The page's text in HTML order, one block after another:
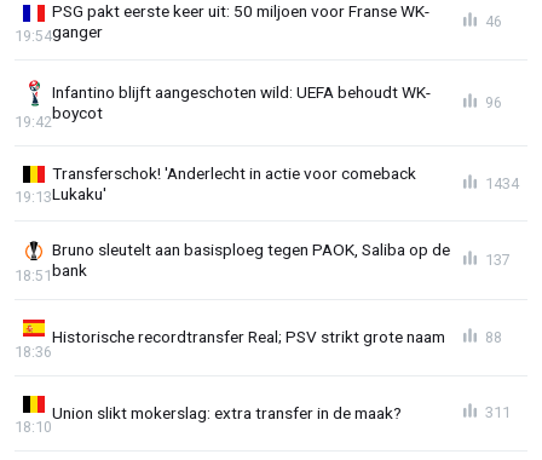
PSG pakt eerste keer uit: 50 miljoen voor Franse WK-
ganger
19:54
46
Infantino blijft aangeschoten wild: UEFA behoudt WK-
boycot
19:42
96
Transferschok! 'Anderlecht in actie voor comeback
Lukaku'
19:13
1434
Bruno sleutelt aan basisploeg tegen PAOK, Saliba op de
bank
18:51
137
Historische recordtransfer Real; PSV strikt grote naam
18:36
88
Union slikt mokerslag: extra transfer in de maak?
18:10
311